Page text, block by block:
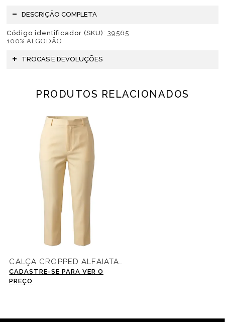
DESCRIÇÃO COMPLETA
Código identificador (SKU): 39565
100% ALGODÃO
TROCAS E DEVOLUÇÕES
PRODUTOS RELACIONADOS
CALÇA CROPPED ALFAIATARIA -39545
CADASTRE-SE PARA VER O
PREÇO